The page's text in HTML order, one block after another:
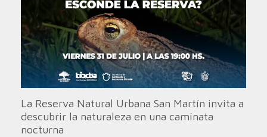
La Reserva Natural Urbana San Martín invita a
descubrir la naturaleza en una caminata
nocturna